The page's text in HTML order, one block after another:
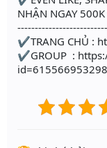
NHẬN NGAY
✔TRANG CHỦ :
✔GROUP :